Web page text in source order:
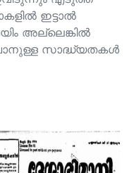
ഇട്ടാൽ
അല്ലെങ്കിൽ
സാദ്ധ്യതകൾ